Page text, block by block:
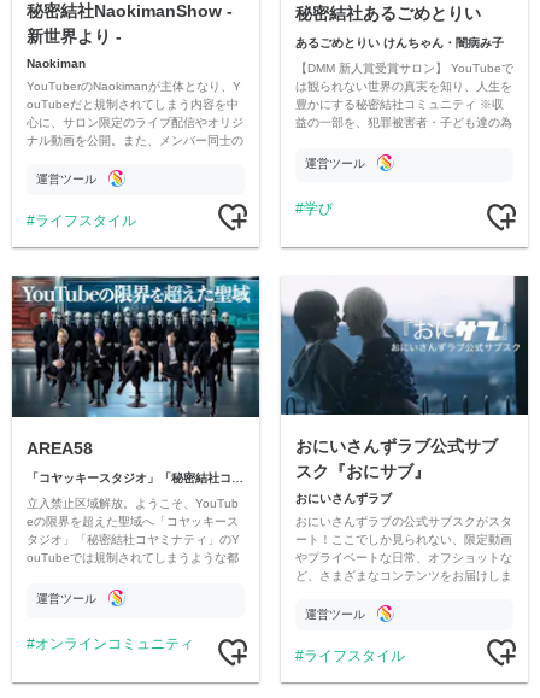
秘密結社NaokimanShow -
新世界より -
Naokiman
YouTuberのNaokimanが主体となり、Y
ouTubeだと規制されてしまう内容を中
心に、サロン限定のライブ配信やオリジ
ナル動画を公開。また、メンバー同士の
ただいています。
運営ツール
ライフスタイル
秘密結社あるごめとりい
あるごめとりい けんちゃん・闇病み子
【DMM 新人賞受賞サロン】 YouTubeで
は観られない世界の真実を知り、人生を
豊かにする秘密結社コミュニティ ※収
益の一部を、犯罪被害者・子ども達の為
す運営ツール
学び
AREA58
「コヤッキースタジオ」「秘密結社コヤミナティ」
立入禁止区域解放。ようこそ、YouTub
eの限界を超えた聖域へ「コヤッキース
タジオ」「秘密結社コヤミナティ」のY
ouTubeでは規制されてしまうような都
公開。
運営ツール
オンラインコミュニティ
おにいさんずラブ公式サブ
スク『おにサブ』
おにいさんずラブ
おにいさんずラブの公式サブスクがスタ
ート！ここでしか見られない、限定動画
やプライベートな日常、オフショットな
ど、さまざまなコンテンツをお届けしま
運営ツール
ライフスタイル